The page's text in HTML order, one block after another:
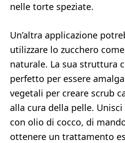
nelle torte speziate.
Un’altra applicazione
utilizzare lo zucchero
naturale. La sua struttura
perfetto per essere
vegetali per creare scrub
alla cura della pelle.
con olio di cocco, di
ottenere un trattamento